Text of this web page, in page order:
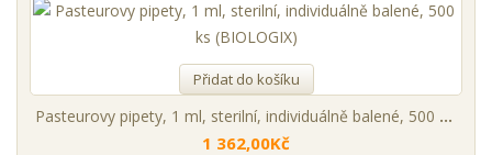
Přidat do košíku
Pasteurovy pipety, 1 ml, sterilní, individuálně balené, 500 ks (BIOLOGIX)
1 362,00Kč